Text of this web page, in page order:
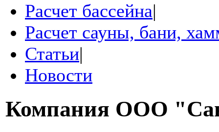
Расчет бассейна|
Расчет сауны, бани,
Статьи|
Новости
Компания ООО